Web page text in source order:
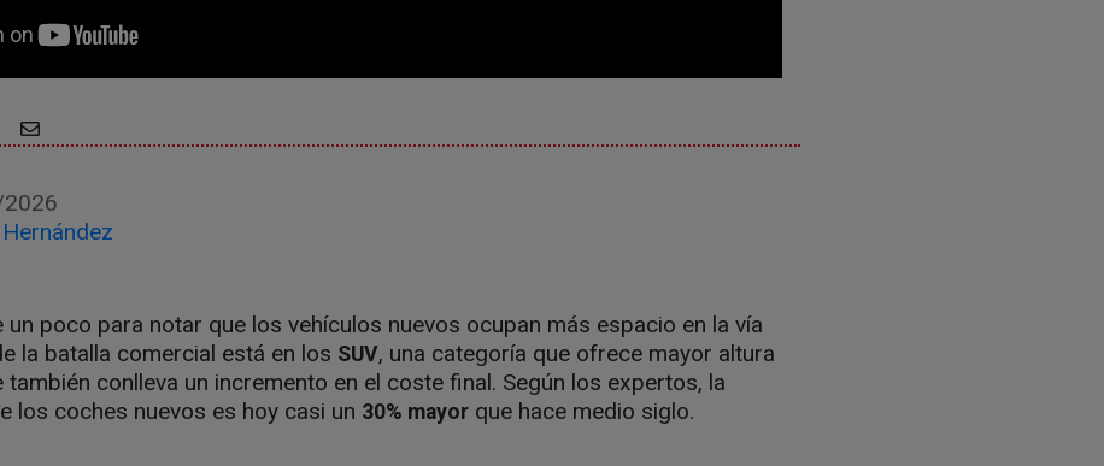
un poco para notar que los vehículos nuevos ocupan más espacio en la vía
la batalla comercial está en los SUV, una categoría que ofrece mayor altura
conlleva un incremento en el coste final. Según los expertos, la
los coches nuevos es hoy casi un 30% mayor que hace medio siglo.